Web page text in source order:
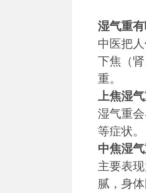
湿气重
中医把
下焦（
重。
上焦湿
湿气重
等症状。
中焦湿
主要表
腻，身